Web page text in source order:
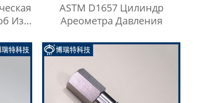
Из
ASTM D1657 Цилиндр
Ареометра Давления